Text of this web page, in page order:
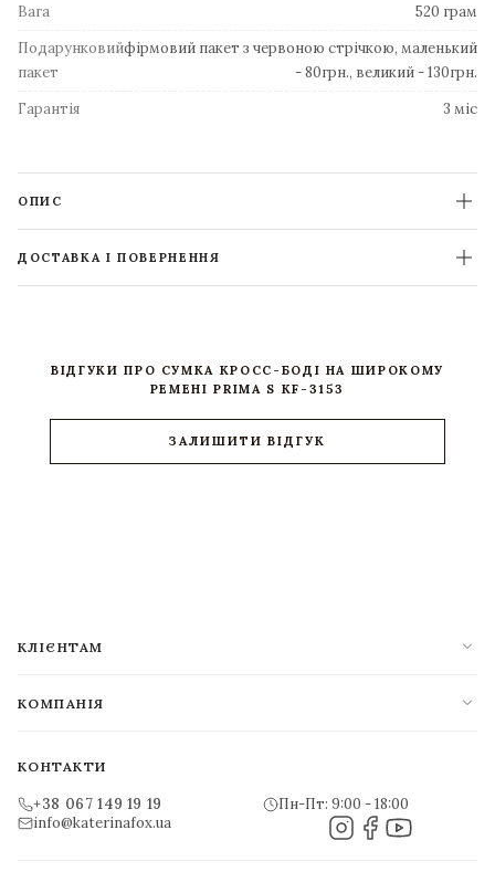
Вага
520 грам
Подарунковий
пакет
фірмовий пакет з червоною стрічкою, маленький
- 80грн., великий - 130грн.
Гарантія
3 міс
ОПИС
ДОСТАВКА І ПОВЕРНЕННЯ
ВІДГУКИ ПРО СУМКА КРОСС-БОДІ НА ШИРОКОМУ
РЕМЕНІ PRIMA S KF-3153
ЗАЛИШИТИ ВІДГУК
КЛІЄНТАМ expand_more
КОМПАНІЯ expand_more
КОНТАКТИ
+38 067 149 19 19
info@katerinafox.ua
Пн-Пт: 9:00 - 18:00